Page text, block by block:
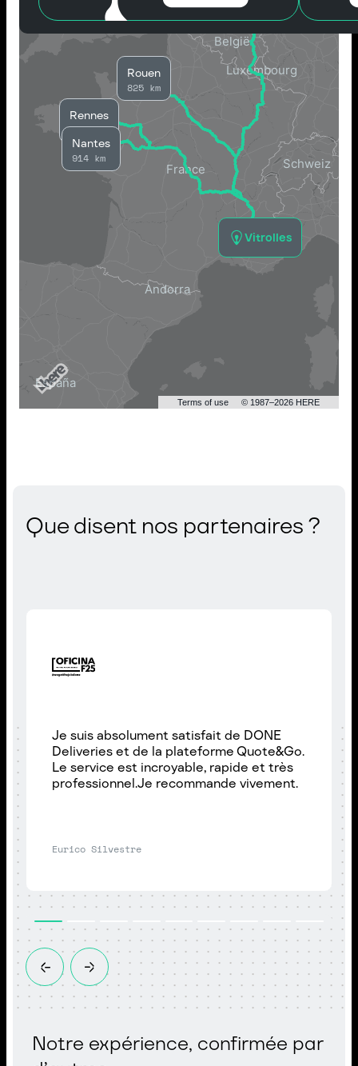
Vitrolles
Nantes
914 km
Rouen
825 km
Rennes
965 km
Terms of use © 1987–2026 HERE
Que disent nos partenaires ?
Je suis absolument satisfait de DONE
Deliveries et de la plateforme Quote&Go.
Le service est incroyable, rapide et très
professionnel.Je recommande vivement.
Eurico Silvestre
Notre expérience, confirmée par